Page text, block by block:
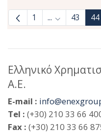
1 ... Ενδιάμεσες
43 44
Ελληνικό
Α.Ε.
E-mail :
Tel : (+30) 210 33 66
Fax : (+30) 210 33 66